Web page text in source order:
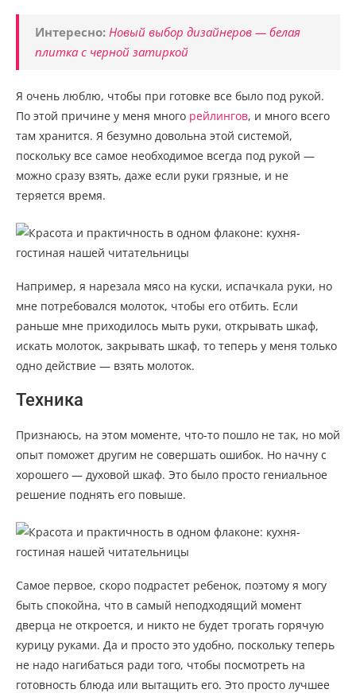
Интересно: Новый выбор дизайнеров — белая
плитка с черной затиркой
Я очень люблю, чтобы при готовке все было под рукой.
По этой причине у меня много рейлингов, и много всего
там хранится. Я безумно довольна этой системой,
поскольку все самое необходимое всегда под рукой —
можно сразу взять, даже если руки грязные, и не
теряется время.
Например, я нарезала мясо на куски, испачкала руки, но
мне потребовался молоток, чтобы его отбить. Если
раньше мне приходилось мыть руки, открывать шкаф,
искать молоток, закрывать шкаф, то теперь у меня только
одно действие — взять молоток.
Техника
Признаюсь, на этом моменте, что-то пошло не так, но мой
опыт поможет другим не совершать ошибок. Но начну с
хорошего — духовой шкаф. Это было просто гениальное
решение поднять его повыше.
Самое первое, скоро подрастет ребенок, поэтому я могу
быть спокойна, что в самый неподходящий момент
дверца не откроется, и никто не будет трогать горячую
курицу руками. Да и просто это удобно, поскольку теперь
не надо нагибаться ради того, чтобы посмотреть на
готовность блюда или вытащить его. Это просто лучшее